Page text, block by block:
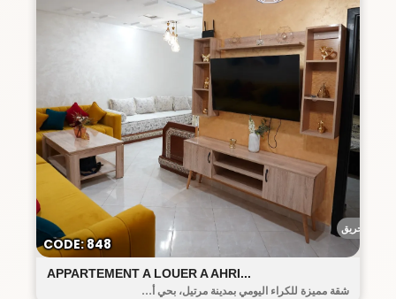
أحريق
APPARTEMENT A LOUER A AHRI...
شقة مميزة للكراء اليومي بمدينة مرتيل، بحي أ...
CODE: 848